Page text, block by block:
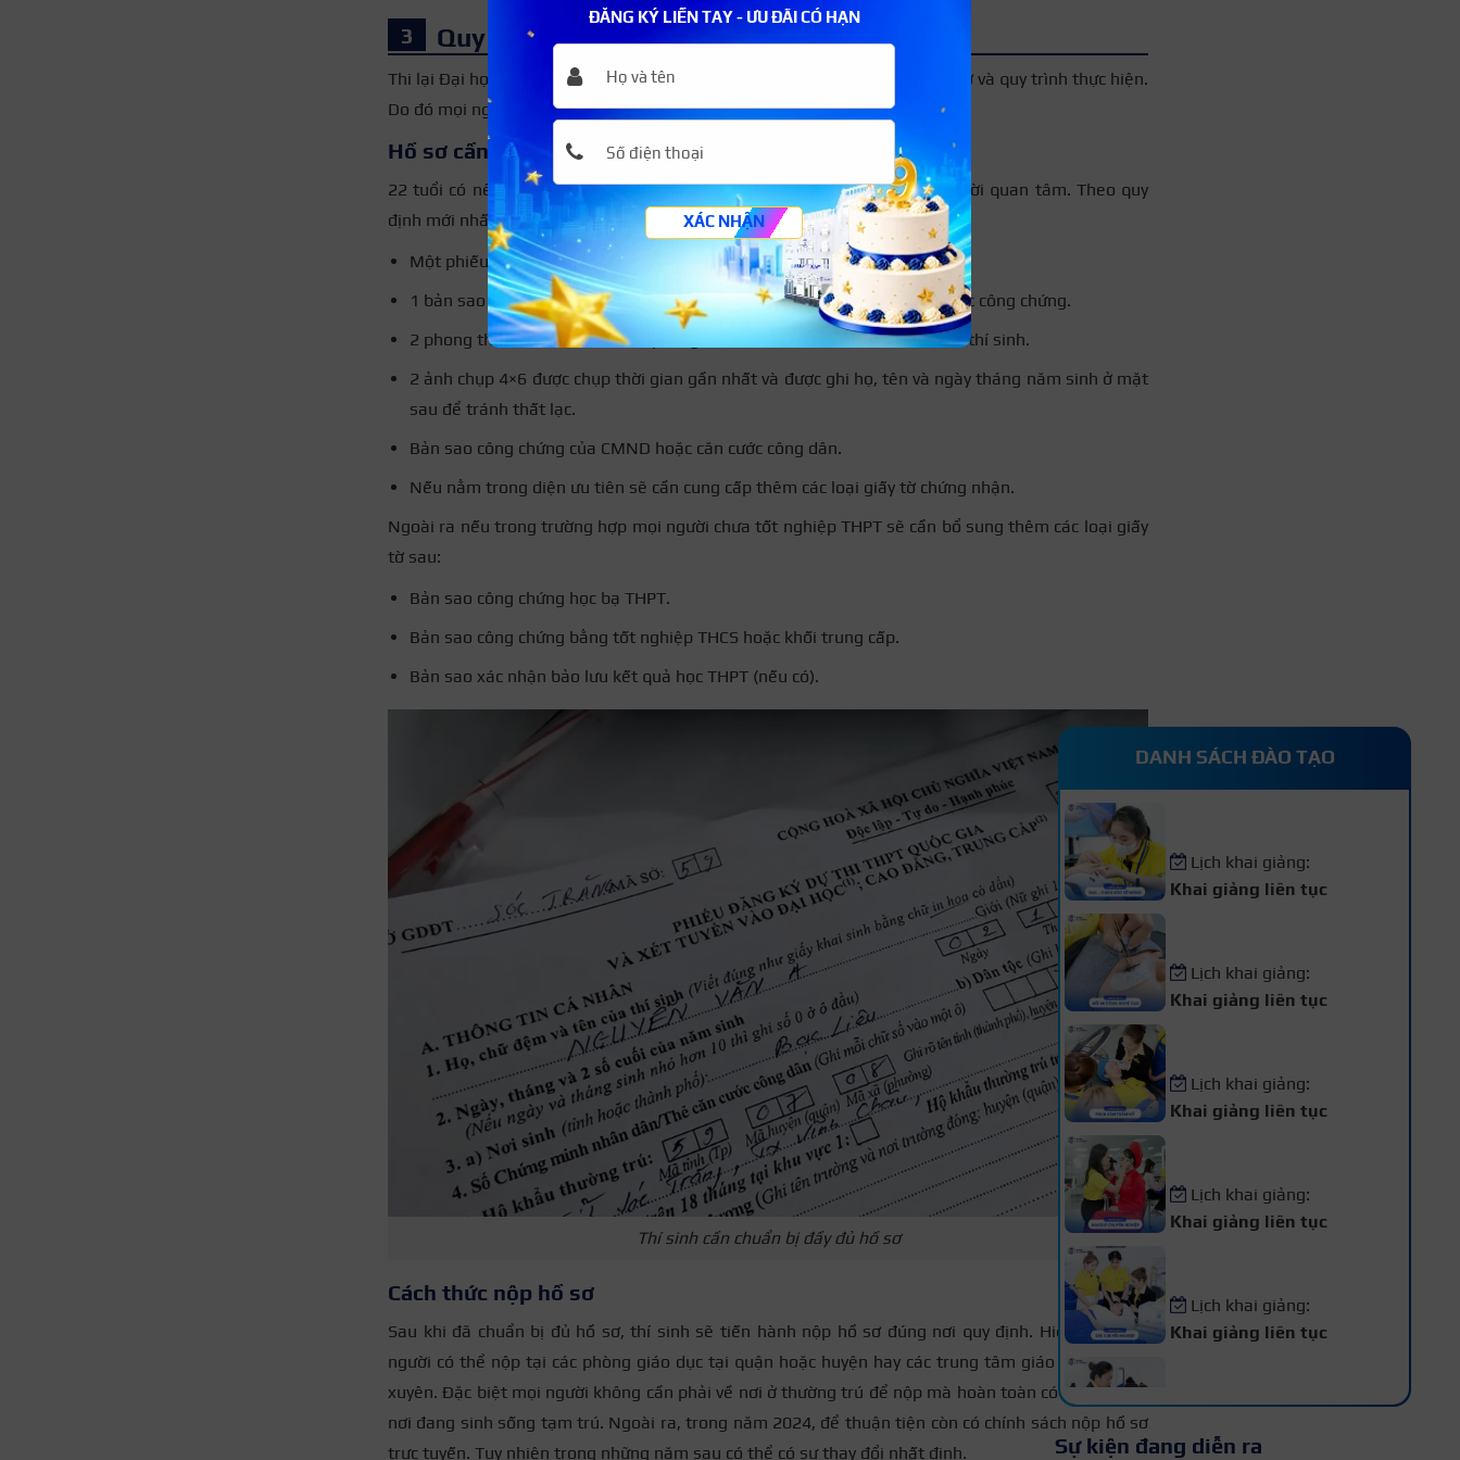
Quy trình thủ tục thi lại Đại học nên biết
Thi lại Đại học so với thí sinh THPT sẽ có những khác biệt nhất định về hồ sơ và quy trình thực hiện.
Do đó mọi người cần có sự tìm hiểu và chuẩn bị kỹ càng.
Hồ sơ cần chuẩn bị
22 tuổi có nên thi lại Đại học và hồ sơ cần những gì là điều mà nhiều người quan tâm. Theo quy
định mới nhất 2024, thí sinh tự do sẽ cần chuẩn bị các loại hồ sơ sau:
Một phiếu đăng ký dự thi đạt chuẩn theo quy định.
1 bản sao bằng tốt nghiệp THPT hoặc bằng Trung cấp tương ứng đã được công chứng.
2 phong thư có dán tem và cần phải ghi rõ địa chỉ nơi ở số, số điện thoại thí sinh.
2 ảnh chụp 4×6 được chụp thời gian gần nhất và được ghi họ, tên và ngày tháng năm sinh ở mặt
sau để tránh thất lạc.
Bản sao công chứng của CMND hoặc căn cước công dân.
Nếu nằm trong diện ưu tiên sẽ cần cung cấp thêm các loại giấy tờ chứng nhận.
Ngoài ra nếu trong trường hợp mọi người chưa tốt nghiệp THPT sẽ cần bổ sung thêm các loại giấy
tờ sau:
Bản sao công chứng học bạ THPT.
Bản sao công chứng bằng tốt nghiệp THCS hoặc khối trung cấp.
Bản sao xác nhận bảo lưu kết quả học THPT (nếu có).
Thí sinh cần chuẩn bị đầy đủ hồ sơ
Cách thức nộp hồ sơ
Sau khi đã chuẩn bị đủ hồ sơ, thí sinh sẽ tiến hành nộp hồ sơ đúng nơi quy định. Hiện nay, mọi
người có thể nộp tại các phòng giáo dục tại quận hoặc huyện hay các trung tâm giáo dục thường
xuyên. Đặc biệt mọi người không cần phải về nơi ở thường trú để nộp mà hoàn toàn có thể nộp tại
nơi đang sinh sống tạm trú. Ngoài ra, trong năm 2024, để thuận tiện còn có chính sách nộp hồ sơ
trực tuyến. Tuy nhiên trong những năm sau có thể có sự thay đổi nhất định.
DANH SÁCH ĐÀO TẠO
Lịch khai giảng:
Khai giảng liên tục
Lịch khai giảng:
Khai giảng liên tục
Lịch khai giảng:
Khai giảng liên tục
Lịch khai giảng:
Khai giảng liên tục
Lịch khai giảng:
Khai giảng liên tục
Khai giảng liên tục
Sự kiện đang diễn ra
ĐĂNG KÝ LIỀN TAY - ƯU ĐÃI CÓ HẠN
XÁC NHẬN